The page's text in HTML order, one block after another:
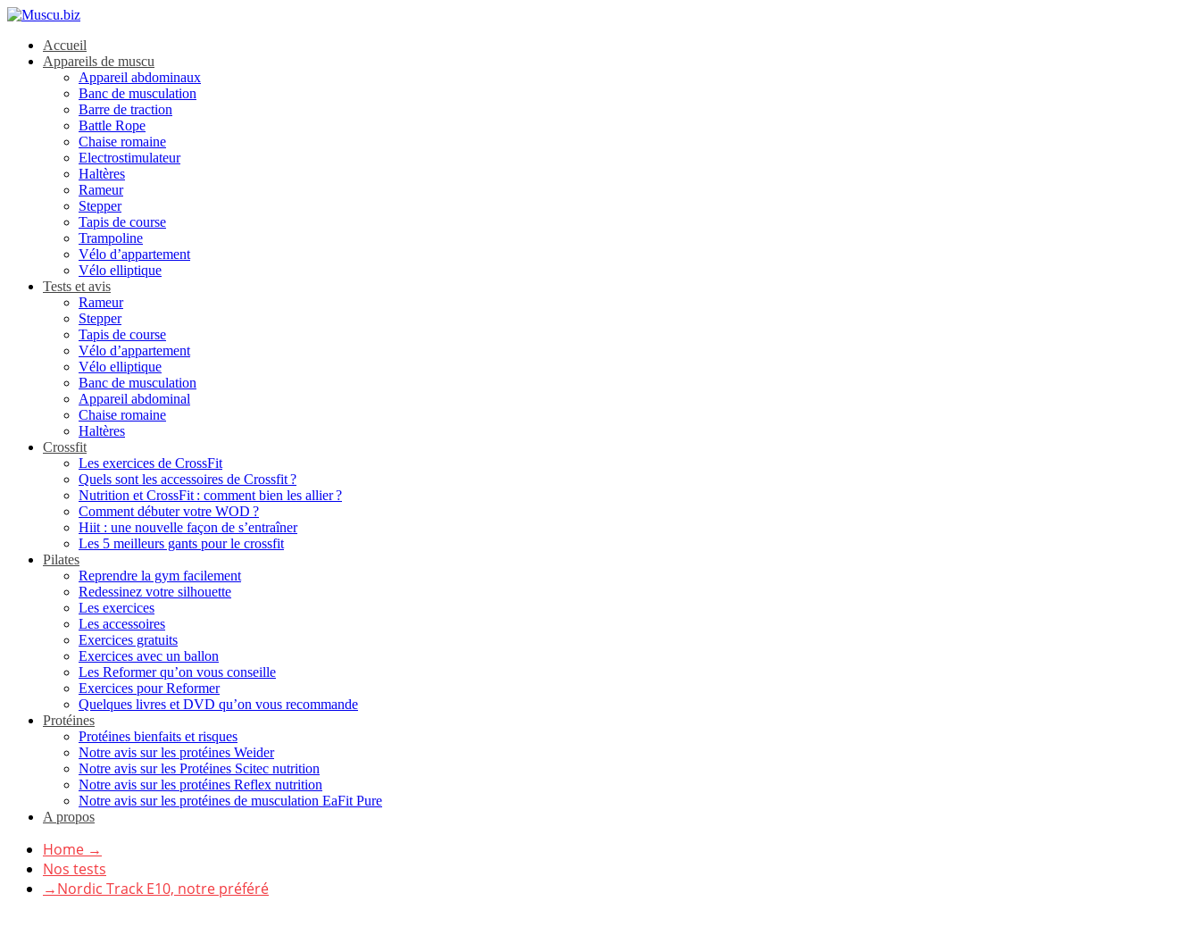
Accueil
Appareils de muscu
Appareil abdominaux
Banc de musculation
Barre de traction
Battle Rope
Chaise romaine
Electrostimulateur
Haltères
Rameur
Stepper
Tapis de course
Trampoline
Vélo d’appartement
Vélo elliptique
Tests et avis
Rameur
Stepper
Tapis de course
Vélo d’appartement
Vélo elliptique
Banc de musculation
Appareil abdominal
Chaise romaine
Haltères
Crossfit
Les exercices de CrossFit
Quels sont les accessoires de Crossfit ?
Nutrition et CrossFit : comment bien les allier ?
Comment débuter votre WOD ?
Hiit : une nouvelle façon de s’entraîner
Les 5 meilleurs gants pour le crossfit
Pilates
Reprendre la gym facilement
Redessinez votre silhouette
Les exercices
Les accessoires
Exercices gratuits
Exercices avec un ballon
Les Reformer qu’on vous conseille
Exercices pour Reformer
Quelques livres et DVD qu’on vous recommande
Protéines
Protéines bienfaits et risques
Notre avis sur les protéines Weider
Notre avis sur les Protéines Scitec nutrition
Notre avis sur les protéines Reflex nutrition
Notre avis sur les protéines de musculation EaFit Pure
A propos
Home →
Nos tests
→Nordic Track E10, notre préféré